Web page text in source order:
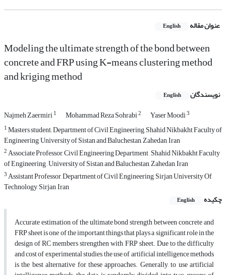
عنوان مقاله English
Modeling the ultimate strength of the bond between
concrete and FRP using K-means clustering method
and kriging method
نویسندگان English
Najmeh Zaermiri1 Mohammad Reza Sohrabi2 Yaser Moodi3
1Masters student,, Department of Civil Engineering, Shahid Nikbakht Faculty of
Engineering, University of Sistan and Baluchestan, Zahedan, Iran
2Associate Professor, Civil Engineering Department , Shahid Nikbakht Faculty
of Engineering , University of Sistan and Baluchestan, Zahedan, Iran
3Assistant Professor, Department of Civil Engineering, Sirjan University Of
Technology, Sirjan, Iran
چکیده
English
Accurate estimation of the ultimate bond strength between concrete and
FRP sheet is one of the important things that plays a significant role in the
design of RC members strengthen with FRP sheet. Due to the difficulty
and cost of experimental studies, the use of artificial intelligence methods
is the best alternative for these approaches. Generally, to use artificial